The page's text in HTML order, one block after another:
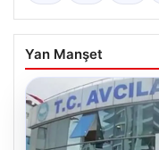
Yan Manşet